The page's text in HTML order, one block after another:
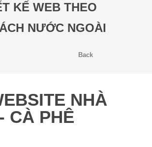
KẾ WEB THEO
NƯỚC NGOÀI
Back
NHÀ
CÀ PHÊ